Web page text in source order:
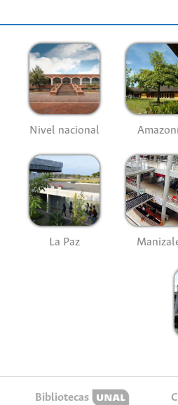
Nivel nacional
La Paz
Bibliotecas